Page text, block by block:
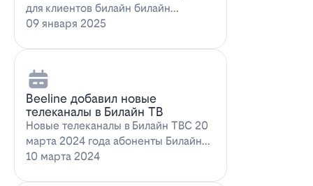
для клиентов билайн билайн
запускает новое выгодное
09 января 2025
Beeline добавил новые
телеканалы в Билайн ТВ
Новые телеканалы в Билайн ТВС 20
марта 2024 года абоненты Билайн
ТВ получат возможность
10 марта 2024